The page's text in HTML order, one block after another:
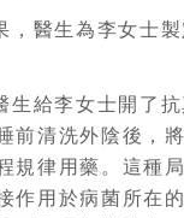
，醫生為李女士
生給李女士開了
前清洗外陰後，
規律用藥。這種
作用於病菌所在